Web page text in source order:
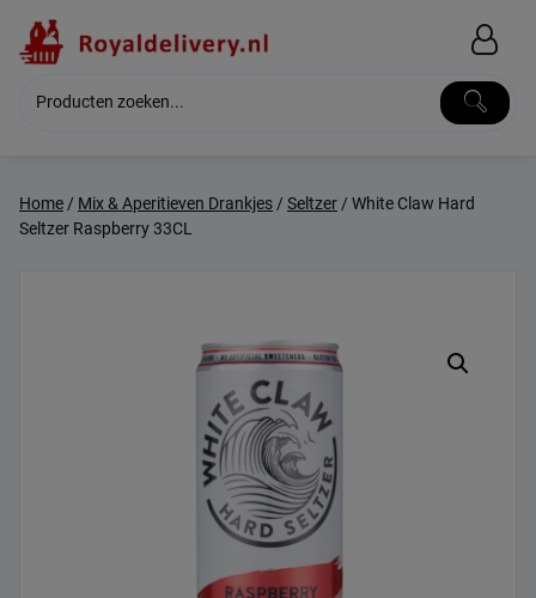
content
Home/ Mix & Aperitieven Drankjes/ Seltzer/ White Claw Hard
Seltzer Raspberry 33CL